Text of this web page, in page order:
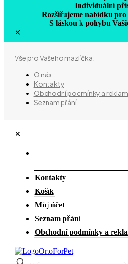
Individuální
Rozšiřujeme nabídku pro
S láskou k pohybu
✕
Vše pro Vašeho mazlíčka.
O nás
Kontakty
Obchodní podmínky a
Seznam přání
✕
Kontakty
Košík
Můj účet
Seznam přání
Obchodní podmínky a